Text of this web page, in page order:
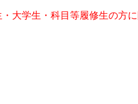
大学生・科目等履修生の方に